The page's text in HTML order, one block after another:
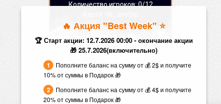
Количество игроков: 0/12
СТАТУС: ОФФЛАЙН
🔥 Акция "Best Week" ⭐️
🏆 Старт акции: 12.7.2026 00:00 - окончание акции
🎁 25.7.2026(включительно)
Пополните баланс на сумму от 💰 2$ и получите
10% от суммы в Подарок 🎁
Пополните баланс на сумму от 💰 4$ и получите
20% от суммы в Подарок 🎁